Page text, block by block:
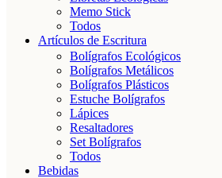
Memo Stick
Todos
Artículos de Escritura
Bolígrafos Ecológicos
Bolígrafos Metálicos
Bolígrafos Plásticos
Estuche Bolígrafos
Lápices
Resaltadores
Set Bolígrafos
Todos
Bebidas